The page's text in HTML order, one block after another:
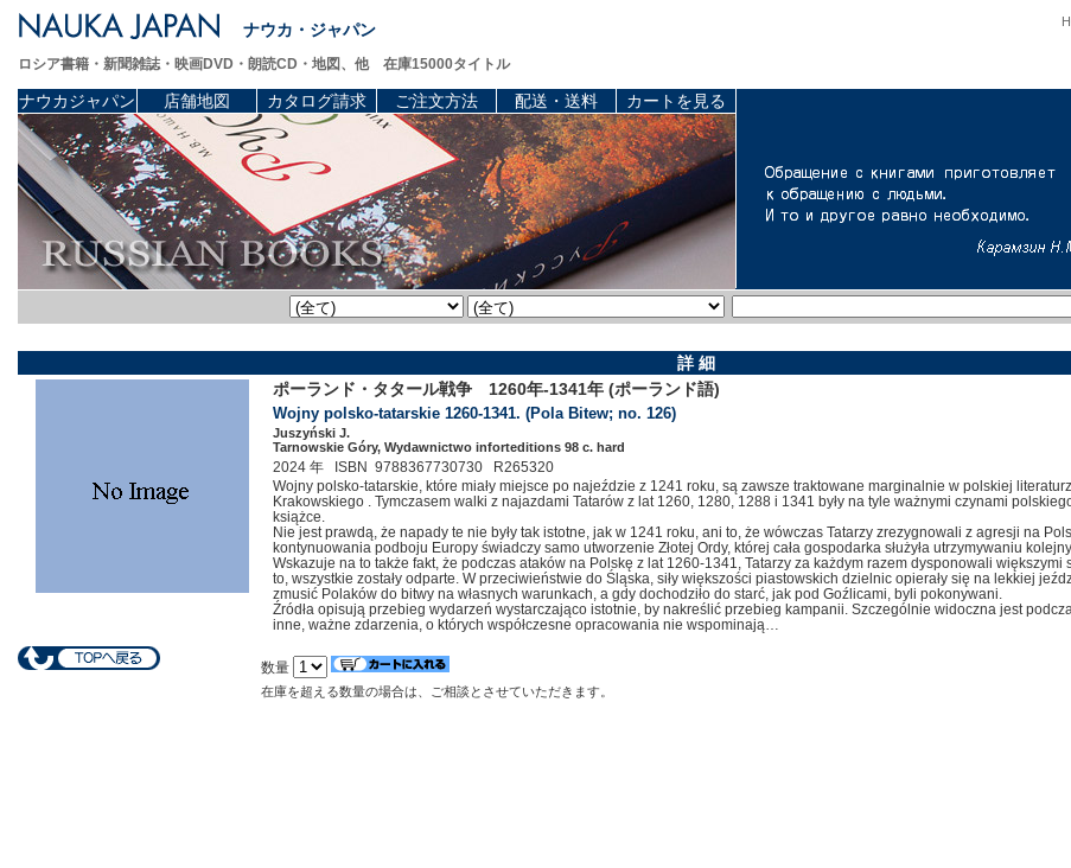
ナウカ・ジャパン
ロシア書籍・新聞雑誌・映画DVD・朗読CD・地図、他 在庫15000タイトル
ナウカジャパン 店舗地図 カタログ請求 ご注文方法 配送・送料 カートを見る
詳 細
ポーランド・タタール戦争 1260年-1341年 (ポーランド語)
Wojny polsko-tatarskie 1260-1341. (Pola Bitew; no. 126)
Juszyński J.
Tarnowskie Góry, Wydawnictwo inforteditions 98 c. hard
2024 年 ISBN 9788367730730 R265320
Wojny polsko-tatarskie, które miały miejsce po najeździe z 1241 roku, są zawsze traktowane marginalnie w polskiej
Krakowskiego . Tymczasem walki z najazdami Tatarów z lat 1260, 1280, 1288 i 1341 były na tyle ważnymi czynami
książce.
Nie jest prawdą, że napady te nie były tak istotne, jak w 1241 roku, ani to, że wówczas Tatarzy zrezygnowali z agresji na
kontynuowania podboju Europy świadczy samo utworzenie Złotej Ordy, której cała gospodarka służyła utrzymywaniu
Wskazuje na to także fakt, że podczas ataków na Polskę z lat 1260-1341, Tatarzy za każdym razem dysponowali
to, wszystkie zostały odparte. W przeciwieństwie do Śląska, siły większości piastowskich dzielnic opierały się na lekkiej
zmusić Polaków do bitwy na własnych warunkach, a gdy dochodziło do starć, jak pod Goźlicami, byli pokonywani.
Źródła opisują przebieg wydarzeń wystarczająco istotnie, by nakreślić przebieg kampanii. Szczególnie widoczna jest
inne, ważne zdarzenia, o których współczesne opracowania nie wspominają…
数量
在庫を超える数量の場合は、ご相談とさせていただきます。